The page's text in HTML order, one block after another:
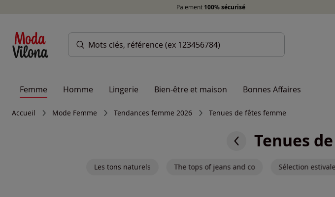
Paiement 100% sécurisé
Femme Homme Lingerie Bien-être et maison Bonnes Affaires
Accueil Mode Femme Tendances femme 2026 Tenues de fêtes femme
Tenues
Les tons naturels The tops of jeans and co Sélection estivale